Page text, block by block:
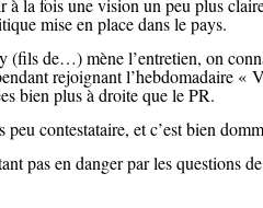
à la fois une vision un peu plus
mise en place dans le pays.
(fils de…) mène l’entretien, on
rejoignant l’hebdomadaire «
bien plus à droite que le PR.
contestataire, et c’est bien
pas en danger par les questions